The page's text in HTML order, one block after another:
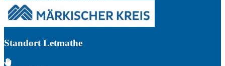
Standort Letmathe